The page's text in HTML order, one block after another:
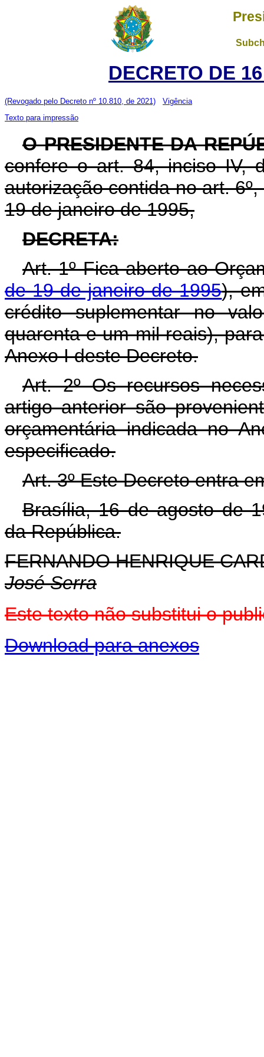
DECRETO DE
(Revogado pelo Decreto nº 10.810, de 2021)
Vigência
Texto para impressão
O PRESIDENTE DA
confere o art. 84, inciso IV,
autorização contida no art.
19 de janeiro de 1995,
DECRETA:
Art. 1º Fica aberto ao
de 19 de janeiro de 1995),
crédito suplementar no
quarenta e um mil reais),
Anexo I deste Decreto.
Art. 2º Os recursos
artigo anterior são
orçamentária indicada no
especificado.
Art. 3º Este Decreto entra
Brasília, 16 de agosto de
da República.
FERNANDO HENRIQUE
José Serra
Este texto não substitui o
Download para anexos